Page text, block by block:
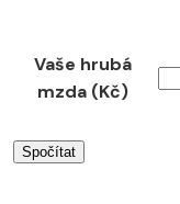
Vaše hrubá
mzda (Kč)